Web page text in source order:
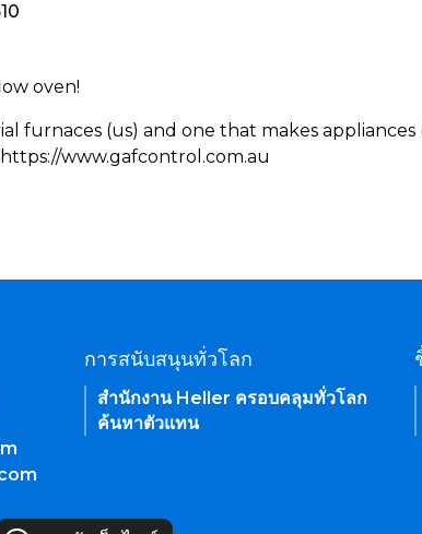
oven!
furnaces (us) and one that makes
www.gafcontrol.com.au
การสนับสนุนทั่วโลก
สำนักงาน Heller ครอบคลุมทั่วโลก
ค้นหาตัวแทน